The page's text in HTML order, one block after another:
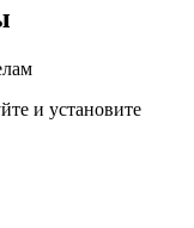
и установите